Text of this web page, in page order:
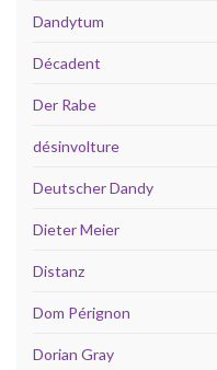
Dandytum
Décadent
Der Rabe
désinvolture
Deutscher Dandy
Dieter Meier
Distanz
Dom Pérignon
Dorian Gray